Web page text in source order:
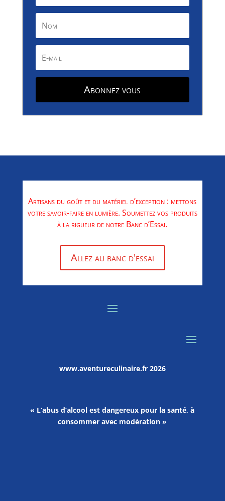
Abonnez vous
Artisans du goût et du matériel d’exception : mettons
votre savoir-faire en lumière. Soumettez vos produits
à la rigueur de notre Banc d’Essai.
Allez au banc d'essai
www.aventureculinaire.fr2026
« L’abus d’alcool est dangereux pour la santé, à
consommer avec modération »